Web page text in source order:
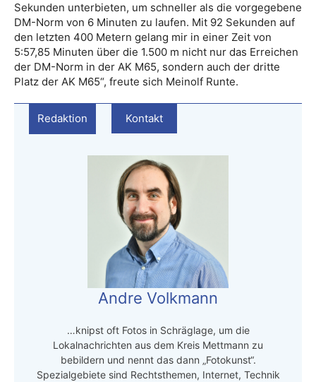
Sekunden unterbieten, um schneller als die vorgegebene
DM-Norm von 6 Minuten zu laufen. Mit 92 Sekunden auf
den letzten 400 Metern gelang mir in einer Zeit von
5:57,85 Minuten über die 1.500 m nicht nur das Erreichen
der DM-Norm in der AK M65, sondern auch der dritte
Platz der AK M65“, freute sich Meinolf Runte.
Redaktion Kontakt
Andre Volkmann
…knipst oft Fotos in Schräglage, um die
Lokalnachrichten aus dem Kreis Mettmann zu
bebildern und nennt das dann „Fotokunst“.
Spezialgebiete sind Rechtsthemen, Internet, Technik